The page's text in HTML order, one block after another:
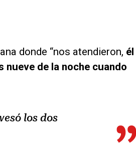
donde “nos atendieron, él
de la noche cuando
los dos